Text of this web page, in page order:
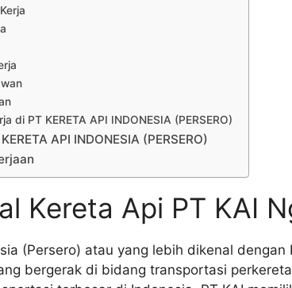
di PT KERETA API INDONESIA (PERSERO)
API INDONESIA (PERSERO)
Kereta Api PT KAI
(Persero) atau yang lebih dikenal dengan
bergerak di bidang transportasi